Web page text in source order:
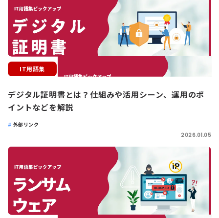
IT用語集
デジタル証明書とは？仕組みや活用シーン、運用のポ
イントなどを解説
外部リンク
2026.01.05